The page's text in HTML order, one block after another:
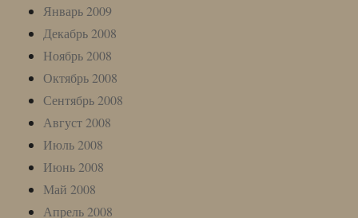
Январь 2009
Декабрь 2008
Ноябрь 2008
Октябрь 2008
Сентябрь 2008
Август 2008
Июль 2008
Июнь 2008
Май 2008
Апрель 2008